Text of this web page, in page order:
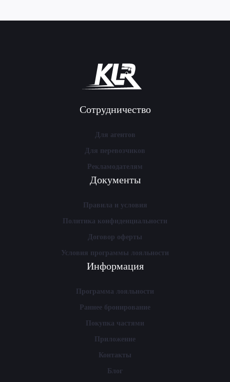
Сотрудничество
Для агентов
Для перевозчиков
Рекламодателям
Документы
Правила и условия
Политика конфиденциальности
Договор оферты
Условия программы лояльности
Информация
Программа лояльности
Раннее бронирование
Покупка частями
Приложение
Контакты
Блог